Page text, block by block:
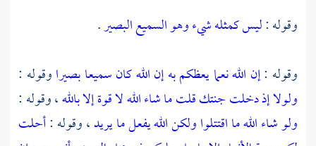
وقوله :ليس كمثله شيء وهو السميع البصير.
وقوله :إن الله نعما يعظكم به إن الله كان سميعا بصيراوقوله :
ولولا إذ دخلت جنتك قلت ما شاء الله لا قوة إلا بالله، وقوله :
ولو شاء الله ما اقتتلوا ولكن الله يفعل ما يريد، وقوله :أحلت